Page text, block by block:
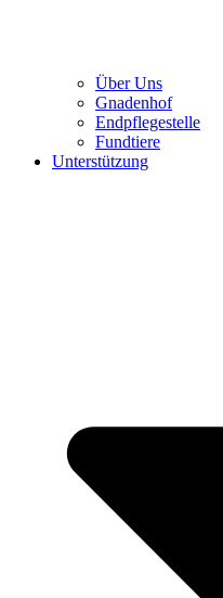
Über Uns
Gnadenhof
Endpflegestelle
Fundtiere
Unterstützung